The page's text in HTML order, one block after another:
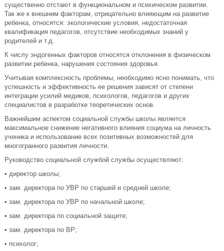
существенно отстают в функциональном и психическом развитии.
Так же к внешним факторам, отрицательно влияющим на развитие
ребенка, относятся: экологические условия, недостаточная
квалификация педагогов, отсутствие необходимых знаний у
родителей и т.д.
К числу эндогенных факторов относятся отклонения в физическом
развитии ребенка, нарушения состояния здоровья.
Учитывая комплексность проблемы, необходимо ясно понимать, что
успешность и эффективность ее решения зависят от степени
интеграции усилий медиков, психологов, педагогов и других
специалистов в разработке теоретических основ.
Важнейшим аспектом социальной службы школы является
максимальное снижение негативного влияния социума на личность
ученика и использование всех позитивных возможностей для
многогранного развития личности.
Руководство социальной службой службы осуществляют:
• директор школы;
• зам. директора по УВР по старшей и средней школе;
• зам. директора по УВР по начальной школе;
• зам. директора по социальной защите;
• зам. директора по ВР;
• психолог;